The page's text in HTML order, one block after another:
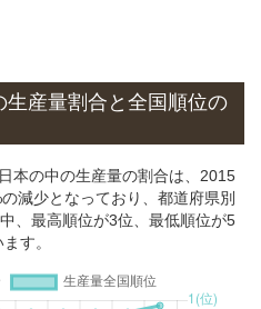
産量割合と全国順位の
本の中の生産量の割合は、2015
減少となっており、都道府県別
、最高順位が3位、最低順位が5
す。